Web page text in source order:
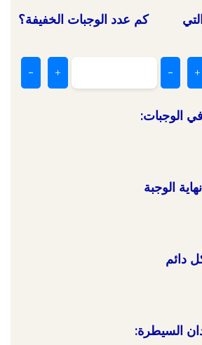
كم عدد الوجبات الخفيفة؟
+
-
+
-
الوجبات:
الوجبة
دائم
السيطرة: